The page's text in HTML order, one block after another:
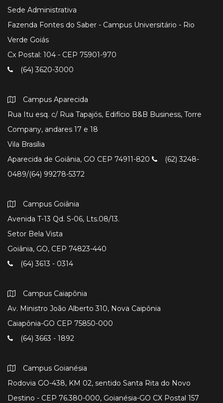
Sede Administrativa
Fazenda Fontes do Saber - Campus Universitário - Rio
Verde Goiás
Cx Postal: 104 - CEP 75901-970
(64) 3620-3000
Campus Aparecida
Rua Itu esq. c/ Rua Tapajós, Edifício B&B Business, Torre
Company, andares 17 e 18
Vila Brasília
Aparecida de Goiânia, GO CEP 74911-820
(62) 3248-
0489/(64) 99278-5372
Campus Goiânia
Avenida T-13 Qd. S-06, Lts.08/13.
Setor Bela Vista
Goiânia, GO, CEP 74823-440
(64) 3613 - 0314
Campus Caiapônia
Av. Ministro João Alberto 310, Nova Caipônia
Caiapônia-GO CEP 75850-000
(64) 3663 - 1892
Campus Goianésia
Rodovia GO-438, KM 02, sentido Santa Rita do Novo
Destino - CEP 76.380-000, Goianésia-GO CX Postal 157